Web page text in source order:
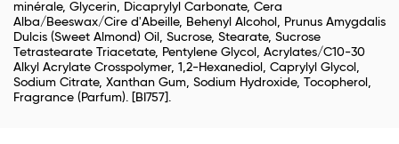
minérale, Glycerin, Dicaprylyl Carbonate, Cera
Alba/Beeswax/Cire d'Abeille, Behenyl Alcohol, Prunus Amygdalis
Dulcis (Sweet Almond) Oil, Sucrose, Stearate, Sucrose
Tetrastearate Triacetate, Pentylene Glycol, Acrylates/C10-30
Alkyl Acrylate Crosspolymer, 1,2-Hexanediol, Caprylyl Glycol,
Sodium Citrate, Xanthan Gum, Sodium Hydroxide, Tocopherol,
Fragrance (Parfum). [BI757].